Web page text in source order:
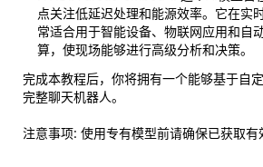
点关注低延迟处理和能源效率。它在实
常适合用于智能设备、物联网应用和自
算，使现场能够进行高级分析和决策。
完成本教程后，你将拥有一个能够基于自
完整聊天机器人。
注意事项: 使用专有模型前请确保已获取有